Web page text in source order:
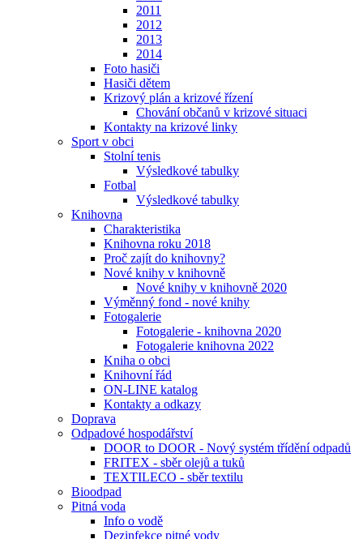
2011
2012
2013
2014
Foto hasiči
Hasiči dětem
Krizový plán a krizové řízení
Chování občanů v krizové situaci
Kontakty na krizové linky
Sport v obci
Stolní tenis
Výsledkové tabulky
Fotbal
Výsledkové tabulky
Knihovna
Charakteristika
Knihovna roku 2018
Proč zajít do knihovny?
Nové knihy v knihovně
Nové knihy v knihovně 2020
Výměnný fond - nové knihy
Fotogalerie
Fotogalerie - knihovna 2020
Fotogalerie knihovna 2022
Kniha o obci
Knihovní řád
ON-LINE katalog
Kontakty a odkazy
Doprava
Odpadové hospodářství
DOOR to DOOR - Nový systém třídění odpadů
FRITEX - sběr olejů a tuků
TEXTILECO - sběr textilu
Bioodpad
Pitná voda
Info o vodě
Dezinfekce pitné vody